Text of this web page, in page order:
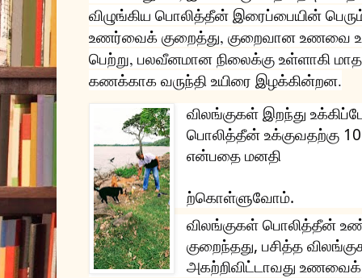
விழுங்கிய பொலித்தீன் இரைப்பையின்
உணர்வைக் குறைத்து, குறைவான உணவை
பெற்று, பலவீனமான நிலைக்கு உள்ளாகி
கணக்காக வருந்தி உயிரை இழக்கின்றன.
விலங்குகள் இறந்து
பொலித்தீன் உக்குவதற்கு
என்பதை மனதி
ற்கொள்ளுவோம்.
விலங்குகள் பொலித்தீன்
குறைந்தது, பசித்த
அகற்றிவிட்டாவது